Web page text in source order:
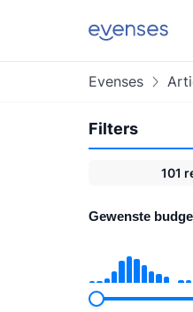
Evenses
Filters
101
Gewenste